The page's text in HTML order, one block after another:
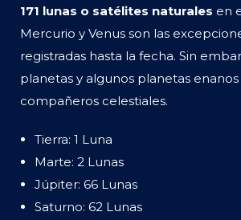
171 lunas o satélites naturales en
Mercurio y Venus son las
registradas hasta la fecha. Sin
planetas y algunos planetas
compañeros celestiales.
Tierra: 1 Luna
Marte: 2 Lunas
Júpiter: 66 Lunas
Saturno: 62 Lunas